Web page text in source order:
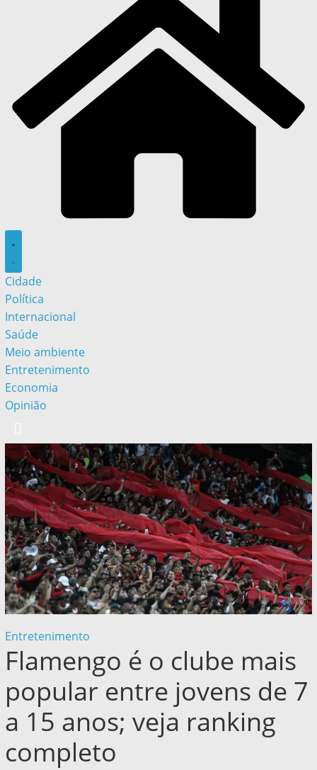
Cidade
Política
Internacional
Saúde
Meio ambiente
Entretenimento
Economia
Opinião
Entretenimento
Flamengo é o clube mais
popular entre jovens de 7
a 15 anos; veja ranking
completo